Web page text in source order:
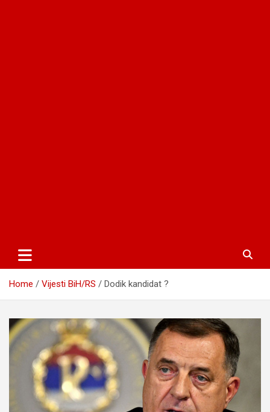
Home Vijesti BiH/RS Dodik kandidat ?